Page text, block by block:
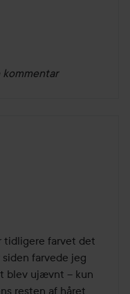
måneder
tidligere farvet det
farvede jeg
blev ujævnt – kun
resten af håret